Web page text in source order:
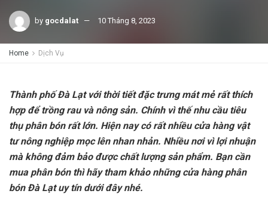
by gocdalat 10 Tháng 8, 2023
Home Dịch Vụ
Thành phố Đà Lạt với thời tiết đặc trưng mát mẻ rất thích
hợp để trồng rau và nông sản. Chính vì thế nhu cầu tiêu
thụ phân bón rất lớn. Hiện nay có rất nhiều cửa hàng vật
tư nông nghiệp mọc lên nhan nhản. Nhiều nơi vì lợi nhuận
mà không đảm bảo được chất lượng sản phẩm. Bạn cần
mua phân bón thì hãy tham khảo những cửa hàng phân
bón Đà Lạt uy tín dưới đây nhé.